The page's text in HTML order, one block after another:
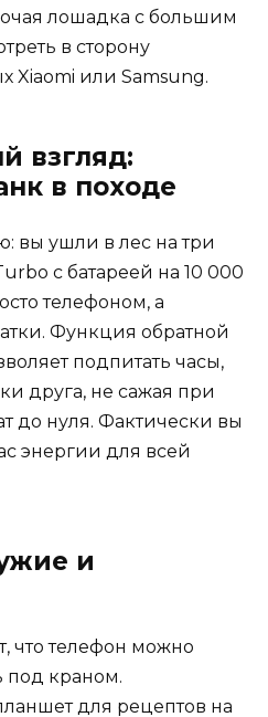
лошадка с большим
в сторону
Xiaomi или Samsung.
взгляд:
в походе
вы ушли в лес на три
с батареей на 10 000
телефоном, а
Функция обратной
подпитать часы,
друга, не сажая при
до нуля. Фактически вы
энергии для всей
и
что телефон можно
под краном.
для рецептов на